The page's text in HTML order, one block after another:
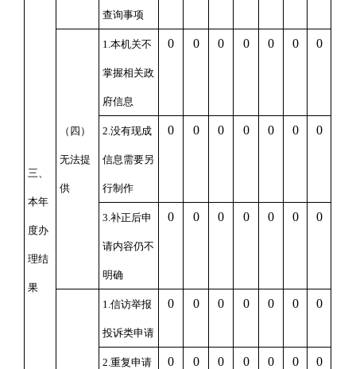
三、
本年
度办
理结
果
查询事项
（四）
无法提
供
1.本机关不
掌握相关政
府信息
0 0 0 0 0 0 0
2.没有现成
信息需要另
行制作
0 0 0 0 0 0 0
3.补正后申
请内容仍不
明确
0 0 0 0 0 0 0
1.信访举报
投诉类申请
0 0 0 0 0 0 0
2.重复申请 0 0 0 0 0 0 0